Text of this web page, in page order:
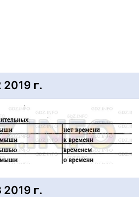
г.
г.